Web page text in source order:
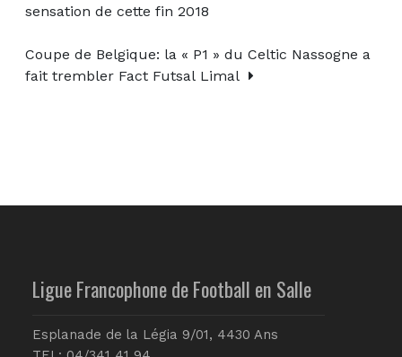
sensation de cette fin 2018
Coupe de Belgique: la « P1 » du Celtic Nassogne a
fait trembler Fact Futsal Limal
Ligue Francophone de Football en Salle
Esplanade de la Légia 9/01, 4430 Ans